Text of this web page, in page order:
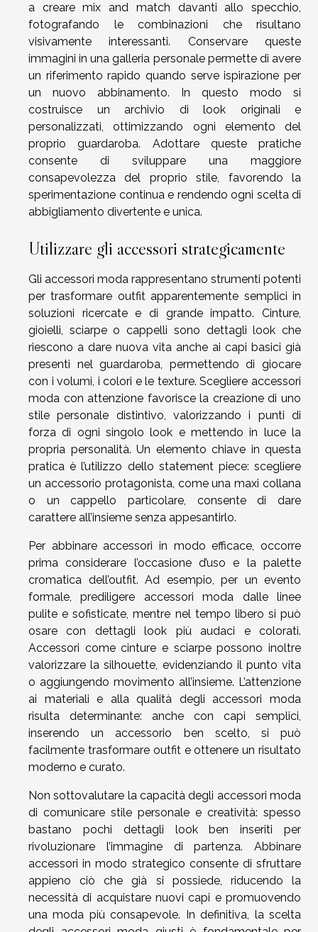
a creare mix and match davanti allo specchio,
fotografando le combinazioni che risultano
visivamente interessanti. Conservare queste
immagini in una galleria personale permette di avere
un riferimento rapido quando serve ispirazione per
un nuovo abbinamento. In questo modo si
costruisce un archivio di look originali e
personalizzati, ottimizzando ogni elemento del
proprio guardaroba. Adottare queste pratiche
consente di sviluppare una maggiore
consapevolezza del proprio stile, favorendo la
sperimentazione continua e rendendo ogni scelta di
abbigliamento divertente e unica.
Utilizzare gli accessori strategicamente
Gli accessori moda rappresentano strumenti potenti
per trasformare outfit apparentemente semplici in
soluzioni ricercate e di grande impatto. Cinture,
gioielli, sciarpe o cappelli sono dettagli look che
riescono a dare nuova vita anche ai capi basici già
presenti nel guardaroba, permettendo di giocare
con i volumi, i colori e le texture. Scegliere accessori
moda con attenzione favorisce la creazione di uno
stile personale distintivo, valorizzando i punti di
forza di ogni singolo look e mettendo in luce la
propria personalità. Un elemento chiave in questa
pratica è l’utilizzo dello statement piece: scegliere
un accessorio protagonista, come una maxi collana
o un cappello particolare, consente di dare
carattere all’insieme senza appesantirlo.
Per abbinare accessori in modo efficace, occorre
prima considerare l’occasione d’uso e la palette
cromatica dell’outfit. Ad esempio, per un evento
formale, prediligere accessori moda dalle linee
pulite e sofisticate, mentre nel tempo libero si può
osare con dettagli look più audaci e colorati.
Accessori come cinture e sciarpe possono inoltre
valorizzare la silhouette, evidenziando il punto vita
o aggiungendo movimento all’insieme. L’attenzione
ai materiali e alla qualità degli accessori moda
risulta determinante: anche con capi semplici,
inserendo un accessorio ben scelto, si può
facilmente trasformare outfit e ottenere un risultato
moderno e curato.
Non sottovalutare la capacità degli accessori moda
di comunicare stile personale e creatività: spesso
bastano pochi dettagli look ben inseriti per
rivoluzionare l’immagine di partenza. Abbinare
accessori in modo strategico consente di sfruttare
appieno ciò che già si possiede, riducendo la
necessità di acquistare nuovi capi e promuovendo
una moda più consapevole. In definitiva, la scelta